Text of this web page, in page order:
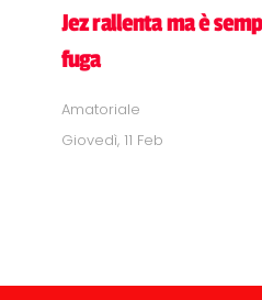
Jez rallenta ma è
fuga
Amatoriale
Giovedì, 11 Feb